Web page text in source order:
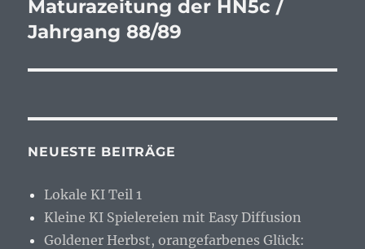
Maturazeitung der HN5c /
Jahrgang 88/89
NEUESTE BEITRÄGE
Lokale KI Teil 1
Kleine KI Spielereien mit Easy Diffusion
Goldener Herbst, orangefarbenes Glück: